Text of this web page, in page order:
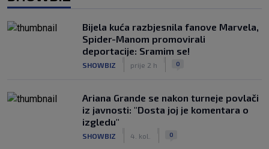
Bijela kuća razbjesnila fanove Marvela,
Spider-Manom promovirali
deportacije: Sramim se!
SHOWBIZ prije 2 h 0
Ariana Grande se nakon turneje povlači
iz javnosti: "Dosta joj je komentara o
izgledu"
SHOWBIZ 4. kol. 0